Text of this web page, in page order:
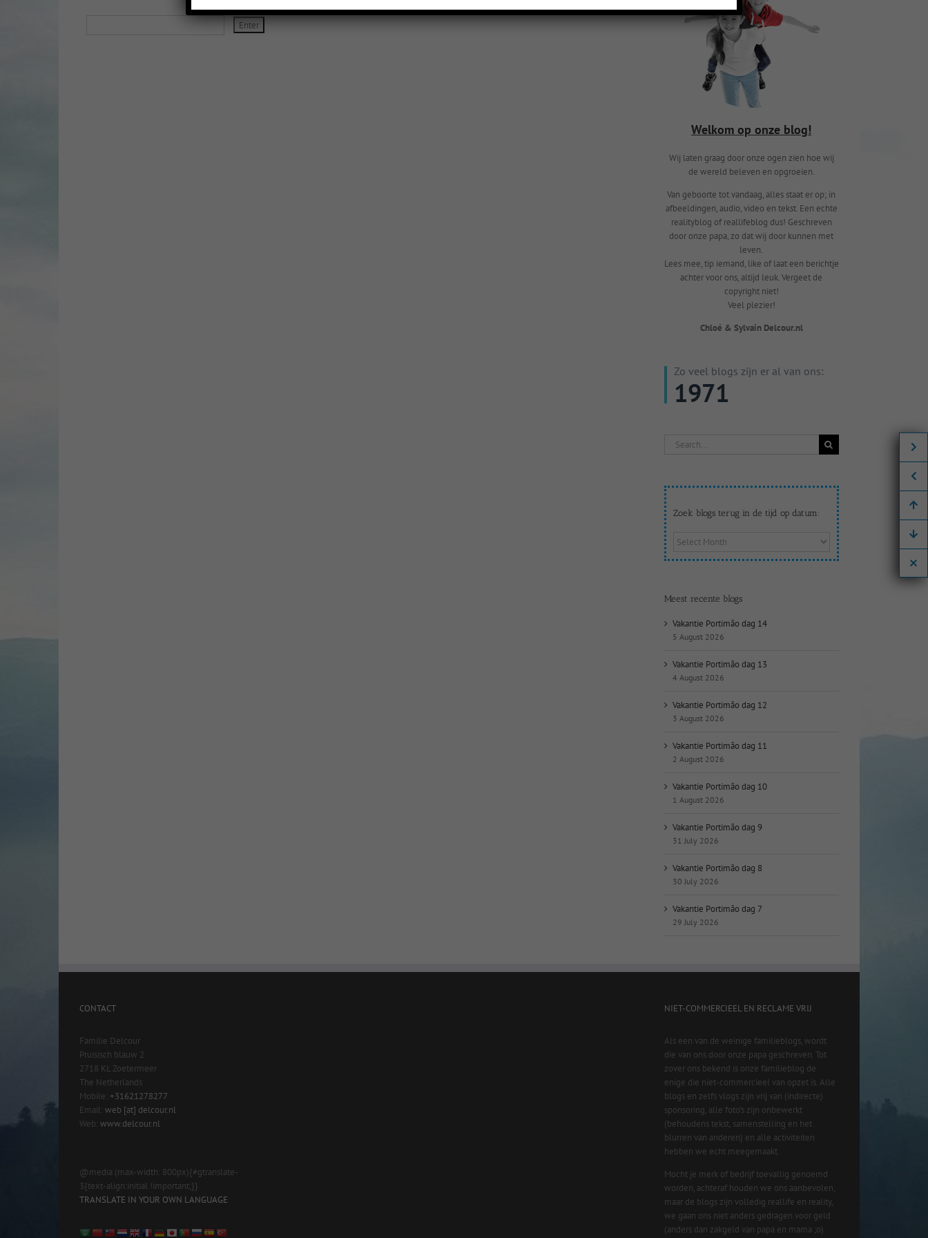
Welkom op onze blog!
Wij laten graag door onze ogen zien hoe wij
de wereld beleven en opgroeien.
Van geboorte tot vandaag, alles staat er op; in
afbeeldingen, audio, video en tekst. Een echte
realityblog of reallifeblog dus! Geschreven
door onze papa, zo dat wij door kunnen met
leven.
Lees mee, tip iemand, like of laat een berichtje
achter voor ons, altijd leuk. Vergeet de
copyright niet!
Veel plezier!
Chloé & Sylvain Delcour.nl
Zo veel blogs zijn er al van ons:
1971
Search
Zoek blogs terug in de tijd op datum:
Zoek
op
datum:
Meest recente blogs
Vakantie Portimão dag 14
5 August 2026
Vakantie Portimão dag 13
4 August 2026
Vakantie Portimão dag 12
3 August 2026
Vakantie Portimão dag 11
2 August 2026
Vakantie Portimão dag 10
1 August 2026
Vakantie Portimão dag 9
31 July 2026
Vakantie Portimão dag 8
30 July 2026
Vakantie Portimão dag 7
29 July 2026
CONTACT
Familie Delcour
Pruisisch blauw 2
2718 KL Zoetermeer
The Netherlands
Mobile: +31621278277
Email: web [at] delcour.nl
Web: www.delcour.nl
@media (max-width: 800px){#gtranslate-
3{text-align:initial !important;}}
TRANSLATE IN YOUR OWN LANGUAGE
NIET-COMMERCIEEL EN RECLAME VRIJ
Als een van de weinige familieblogs, wordt
die van ons door onze papa geschreven. Tot
zover ons bekend is onze familieblog de
enige die niet-commercieel van opzet is. Alle
blogs en zelfs vlogs zijn vrij van (indirecte)
sponsoring, alle foto’s zijn onbewerkt
(behoudens tekst, samenstelling en het
blurren van anderen) en alle activiteiten
hebben we echt meegemaakt.
Mocht je merk of bedrijf toevallig genoemd
worden, achteraf houden we ons aanbevolen,
maar de blogs zijn volledig reallife en reality,
we gaan ons niet anders gedragen voor geld
(anders dan zakgeld van papa en mama ;o)